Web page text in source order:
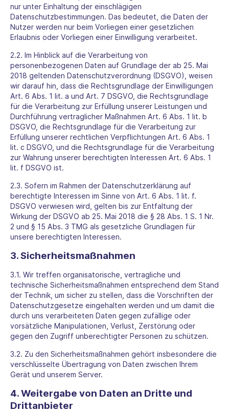
nur unter Einhaltung der einschlägigen
Datenschutzbestimmungen. Das bedeutet, die Daten der
Nutzer werden nur beim Vorliegen einer gesetzlichen
Erlaubnis oder Vorliegen einer Einwilligung verarbeitet.
2.2. Im Hinblick auf die Verarbeitung von
personenbezogenen Daten auf Grundlage der ab 25. Mai
2018 geltenden Datenschutzverordnung (DSGVO), weisen
wir darauf hin, dass die Rechtsgrundlage der Einwilligungen
Art. 6 Abs. 1 lit. a und Art. 7 DSGVO, die Rechtsgrundlage
für die Verarbeitung zur Erfüllung unserer Leistungen und
Durchführung vertraglicher Maßnahmen Art. 6 Abs. 1 lit. b
DSGVO, die Rechtsgrundlage für die Verarbeitung zur
Erfüllung unserer rechtlichen Verpflichtungen Art. 6 Abs. 1
lit. c DSGVO, und die Rechtsgrundlage für die Verarbeitung
zur Wahrung unserer berechtigten Interessen Art. 6 Abs. 1
lit. f DSGVO ist.
2.3. Sofern im Rahmen der Datenschutzerklärung auf
berechtigte Interessen im Sinne von Art. 6 Abs. 1 lit. f.
DSGVO verwiesen wird, gelten bis zur Entfaltung der
Wirkung der DSGVO ab 25. Mai 2018 die § 28 Abs. 1 S. 1 Nr.
2 und § 15 Abs. 3 TMG als gesetzliche Grundlagen für
unsere berechtigten Interessen.
3. Sicherheitsmaßnahmen
3.1. Wir treffen organisatorische, vertragliche und
technische Sicherheitsmaßnahmen entsprechend dem Stand
der Technik, um sicher zu stellen, dass die Vorschriften der
Datenschutzgesetze eingehalten werden und um damit die
durch uns verarbeiteten Daten gegen zufällige oder
vorsätzliche Manipulationen, Verlust, Zerstörung oder
gegen den Zugriff unberechtigter Personen zu schützen.
3.2. Zu den Sicherheitsmaßnahmen gehört insbesondere die
verschlüsselte Übertragung von Daten zwischen Ihrem
Gerät und unserem Server.
4. Weitergabe von Daten an Dritte und
Drittanbieter